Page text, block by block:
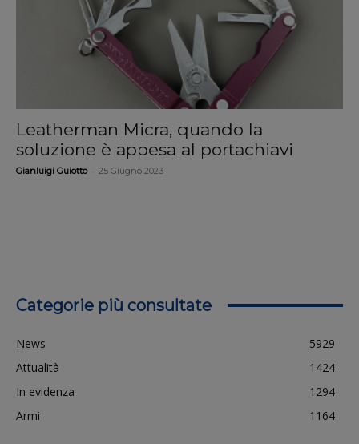
Leatherman Micra, quando la
soluzione è appesa al portachiavi
Gianluigi Guiotto 25 Giugno 2023
Categorie più consultate
News
5929
Attualità
1424
In evidenza
1294
Armi
1164